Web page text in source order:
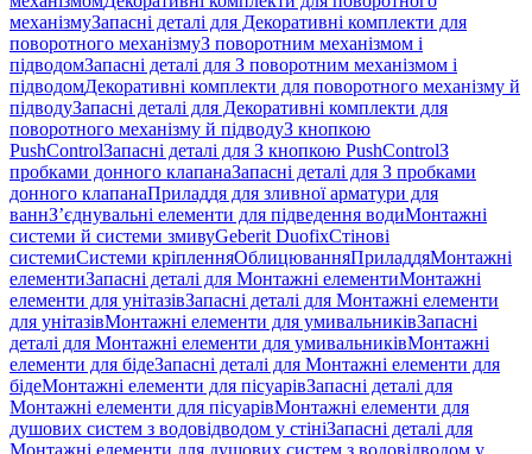
механізмуЗапасні деталі для Декоративні комплекти для
поворотного механізмуЗ поворотним механізмом і
підводомЗапасні деталі для З поворотним механізмом і
підводомДекоративні комплекти для поворотного механізму й
підводуЗапасні деталі для Декоративні комплекти для
поворотного механізму й підводуЗ кнопкою
PushControlЗапасні деталі для З кнопкою PushControlЗ
пробками донного клапанаЗапасні деталі для З пробками
донного клапанаПриладдя для зливної арматури для
ваннЗ’єднувальні елементи для підведення водиМонтажні
системи й системи змивуGeberit DuofixСтінові
системиСистеми кріпленняОблицюванняПриладдяМонтажні
елементиЗапасні деталі для Монтажні елементиМонтажні
елементи для унітазівЗапасні деталі для Монтажні елементи
для унітазівМонтажні елементи для умивальниківЗапасні
деталі для Монтажні елементи для умивальниківМонтажні
елементи для бідеЗапасні деталі для Монтажні елементи для
бідеМонтажні елементи для пісуарівЗапасні деталі для
Монтажні елементи для пісуарівМонтажні елементи для
душових систем з водовідводом у стініЗапасні деталі для
Монтажні елементи для душових систем з водовідводом у